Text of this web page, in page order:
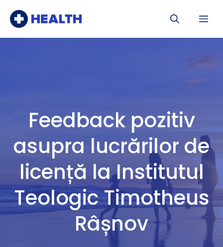
Feedback pozitiv
asupra lucrărilor de
licență la Institutul
Teologic Timotheus
Râșnov